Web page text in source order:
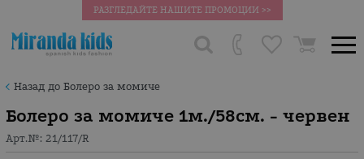
РАЗГЛЕДАЙТЕ НАШИТЕ ПРОМОЦИИ >>
Назад до Болеро за момиче
Болеро за момиче 1м./58см. - червен
Арт.№: 21/117/R